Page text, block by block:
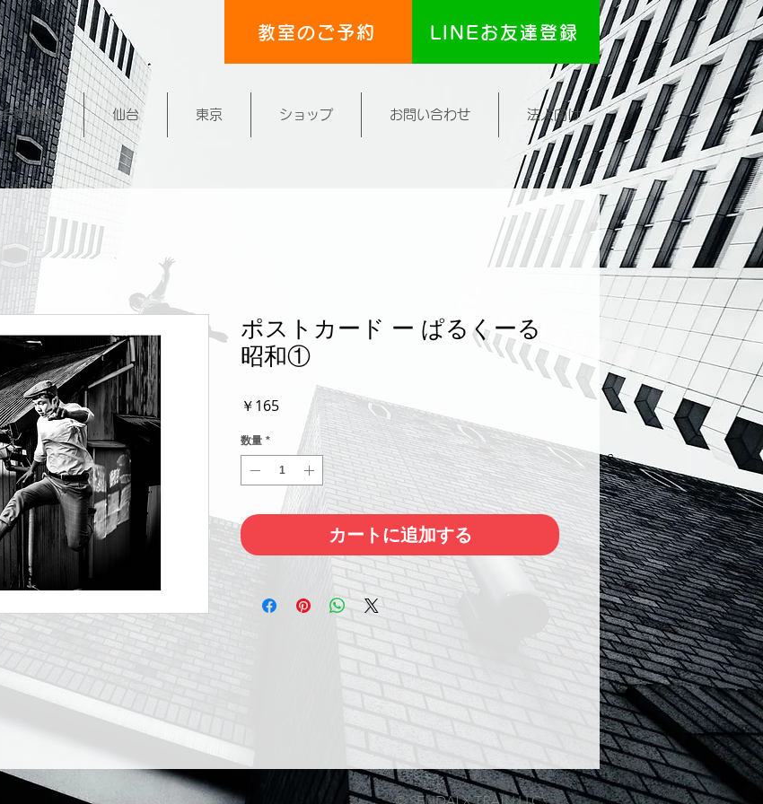
教室のご予約 LINEお友達登録
会社概要 仙台 東京 ショップ お問い合わせ 法人向け
ポストカード ー ぱるくーる
昭和①
￥165価
数量 *
カートに追加する
© SENDAI X TRAIN LLC.